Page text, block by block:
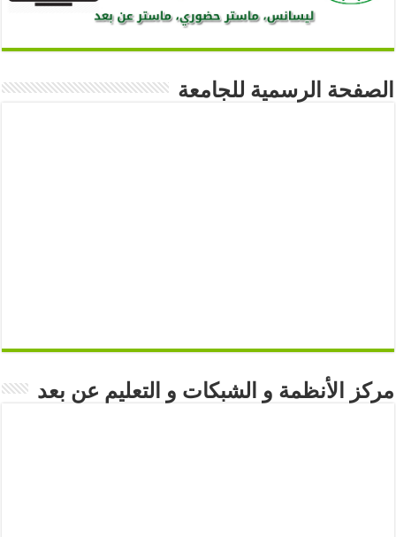
الصفحة الرسمية للجامعة
مركز الأنظمة و الشبكات و التعليم عن بعد